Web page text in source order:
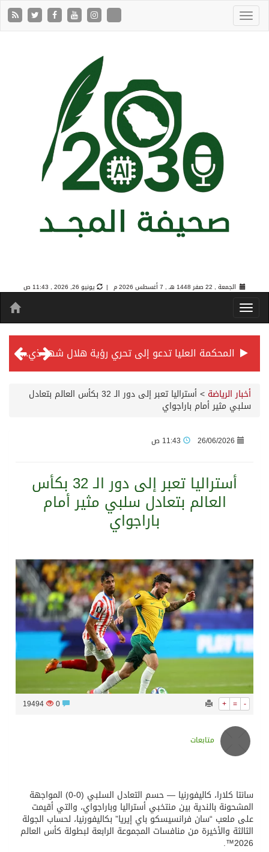
الجمعة , 22 صفر 1448 هـ , 7 أغسطس 2026 م | يونيو 26, 2026 , 11:43 ص
المحكمة العليا تدعو إلى تحري رؤية هلال شهر ذي الحجة مساء يوم الأحد الثلاثين من شهر ذي القعدة -حسب تقويم أم القرى- التاسع والعشرين حسب قرار المحكمة العليا
سمو ولي العهد يرأس جلسة مجلس الوزراء في جدة
سراة عبيدة ضمن المراكز الأفضل إعلاميا في أجاويد عسير والثاني في مسار الثقافة والتراث
وزارة الحج والعمرة تعلن بدء وصول ضيوف الرحمن إلى المملكة لأداء فريضة الحج
المحكمة العليا غدٍ الخميس هو المكمل لشهر رمضان
أخبار الرياضة > أستراليا تعبر إلى دور الـ 32 بكأس العالم بتعادل
سلبي مثير أمام باراجواي
26/06/2026
أستراليا تعبر إلى دور الـ 32 بكأس
العالم بتعادل سلبي مثير أمام
باراجواي
+ = -
19494
متابعات
سانتا كلارا، كاليفورنيا — حسم التعادل السلبي (0-0) المواجهة
المشحونة بالندية بين منتخبي أستراليا وباراجواي، والتي أقيمت
على ملعب “سان فرانسيسكو باي إيريا” بكاليفورنيا، لحساب الجولة
الثالثة والأخيرة من منافسات المجموعة الرابعة لبطولة كأس العالم
2026™.